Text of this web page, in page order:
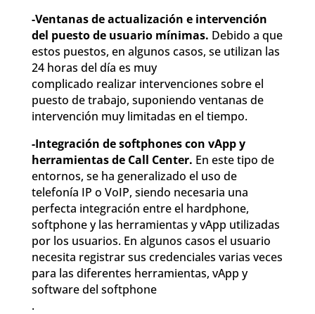
-Ventanas de actualización e intervención
del puesto de usuario mínimas. Debido a que
estos puestos, en algunos casos, se utilizan las
24 horas del día es muy
complicado realizar intervenciones sobre el
puesto de trabajo, suponiendo ventanas de
intervención muy limitadas en el tiempo.
-Integración de softphones con vApp y
herramientas de Call Center. En este tipo de
entornos, se ha generalizado el uso de
telefonía IP o VoIP, siendo necesaria una
perfecta integración entre el hardphone,
softphone y las herramientas y vApp utilizadas
por los usuarios. En algunos casos el usuario
necesita registrar sus credenciales varias veces
para las diferentes herramientas, vApp y
software del softphone
.